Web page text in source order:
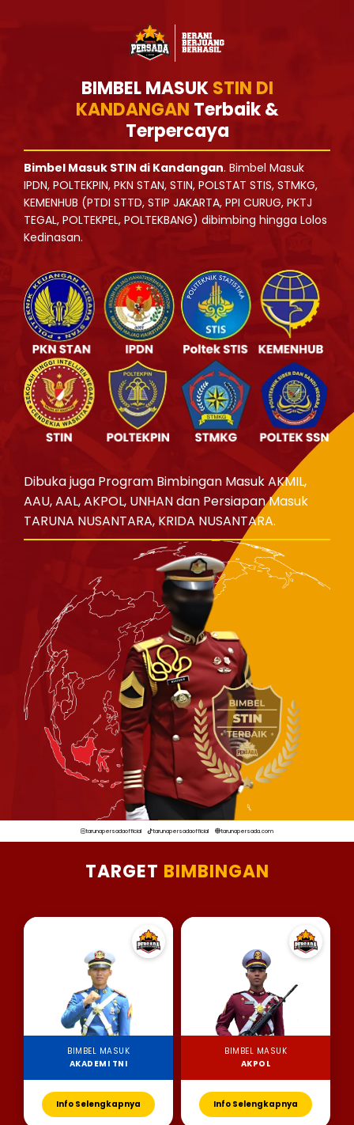
BIMBEL MASUKSTIN DI
KANDANGAN Terbaik &
Terpercaya
Bimbel Masuk STIN di Kandangan. Bimbel Masuk
IPDN, POLTEKPIN, PKN STAN, STIN, POLSTAT STIS, STMKG,
KEMENHUB (PTDI STTD, STIP JAKARTA, PPI CURUG, PKTJ
TEGAL, POLTEKPEL, POLTEKBANG) dibimbing hingga Lolos
Kedinasan.
Dibuka juga Program Bimbingan Masuk AKMIL,
AAU, AAL, AKPOL, UNHAN dan Persiapan Masuk
TARUNA NUSANTARA, KRIDA NUSANTARA.
tarunapersadaofficial tarunapersadaofficial tarunapersada.com
TARGET BIMBINGAN
BIMBEL MASUK
AKADEMI TNI
Info Selengkapnya
BIMBEL MASUK
AKPOL
Info Selengkapnya